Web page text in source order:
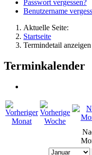
Passwort vergessen?
Benutzername
Aktuelle Seite:
Startseite
Termindetail anzeigen
Terminkalender